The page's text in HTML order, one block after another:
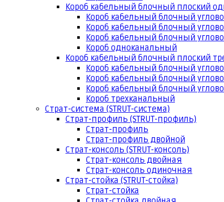
Короб кабельный блочный плоский
Короб кабельный блочный
Короб кабельный блочный
Короб кабельный блочный
Короб одноканальный
Короб кабельный блочный плоский
Короб кабельный блочный
Короб кабельный блочный
Короб кабельный блочный
Короб трехканальный
Страт-система (STRUT-система)
Страт-профиль (STRUT-профиль)
Страт-профиль
Страт-профиль двойной
Страт-консоль (STRUT-консоль)
Страт-консоль двойная
Страт-консоль одиночная
Страт-стойка (STRUT-стойка)
Страт-стойка